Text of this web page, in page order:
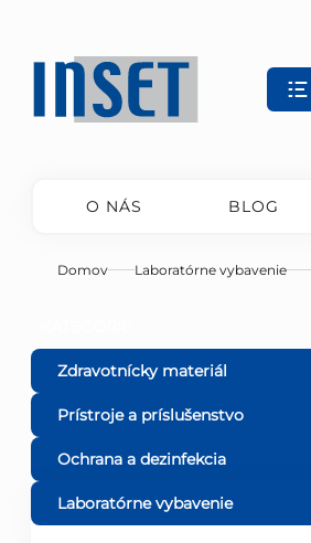
obsah
O NÁS BLOG
Domov Laboratórne vybavenie
o
č
n
Zdravotnícky materiál
Prístroje a príslušenstvo
Ochrana a dezinfekcia
Laboratórne vybavenie